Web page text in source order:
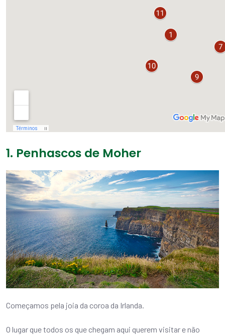
1. Penhascos de Moher
Começamos pela joia da coroa da Irlanda.
O lugar que todos os que chegam aqui querem visitar e não